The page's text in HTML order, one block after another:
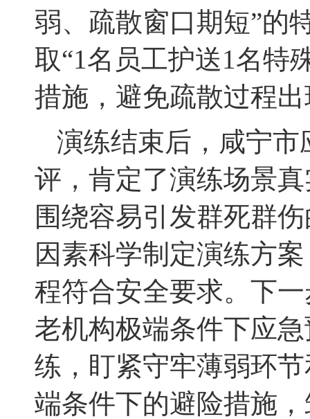
弱、疏散窗口期短”的
取“1名员工护送1名特
措施，避免疏散过程
演练结束后，咸宁
评，肯定了演练场景
围绕容易引发群死群
因素科学制定演练方
程符合安全要求。下
老机构极端条件下应
练，盯紧守牢薄弱环
端条件下的避险措施